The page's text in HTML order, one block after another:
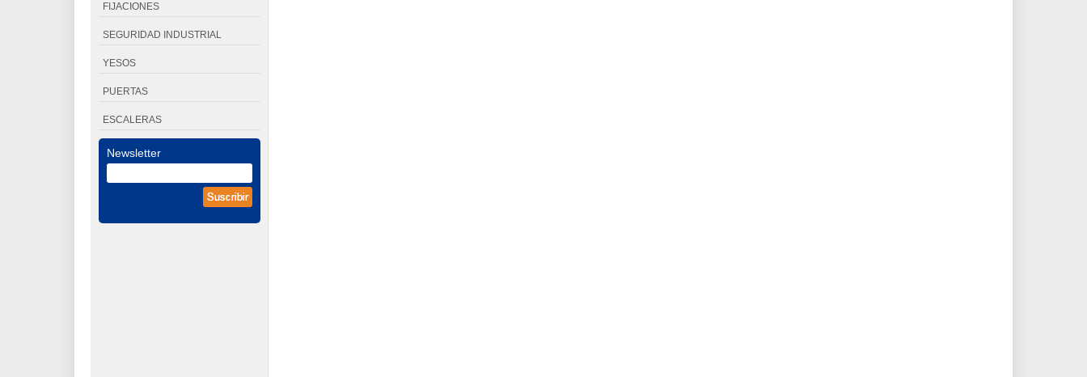
FIJACIONES
SEGURIDAD INDUSTRIAL
YESOS
PUERTAS
ESCALERAS
Newsletter